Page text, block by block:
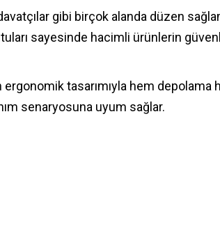
gibi birçok alanda düzen
sayesinde hacimli ürünlerin
tasarımıyla hem depolama
senaryosuna uyum sağlar.